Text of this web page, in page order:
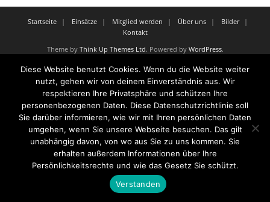
Startseite Einsätze Mitglied werden Über uns
Bilder
Kontakt
Theme by Think Up Themes Ltd. Powered by WordPress.
Diese Website benutzt Cookies. Wenn du die Website weiter
nutzt, gehen wir von deinem Einverständnis aus. Wir
respektieren Ihre Privatsphäre und schützen Ihre
personenbezogenen Daten. Diese Datenschutzrichtlinie soll
Sie darüber informieren, wie wir mit Ihren persönlichen Daten
umgehen, wenn Sie unsere Webseite besuchen. Das gilt
unabhängig davon, von wo aus Sie zu uns kommen. Sie
erhalten außerdem Informationen über Ihre
Persönlichkeitsrechte und wie das Gesetz Sie schützt.
Verstanden